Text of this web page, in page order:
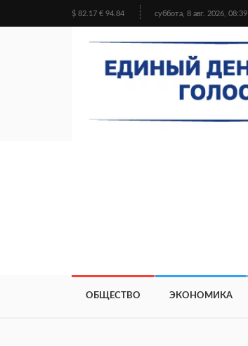
$ 82.17 € 94.84 суббота, 8 авг. 2026, 08:39
ОБЩЕСТВО ЭКОНОМИКА